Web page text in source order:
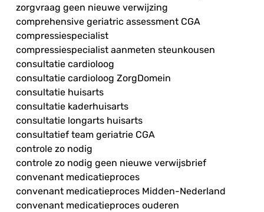
zorgvraag geen nieuwe verwijzing
comprehensive geriatric assessment CGA
compressiespecialist
compressiespecialist aanmeten steunkousen
consultatie cardioloog
consultatie cardioloog ZorgDomein
consultatie huisarts
consultatie kaderhuisarts
consultatie longarts huisarts
consultatief team geriatrie CGA
controle zo nodig
controle zo nodig geen nieuwe verwijsbrief
convenant medicatieproces
convenant medicatieproces Midden-Nederland
convenant medicatieproces ouderen